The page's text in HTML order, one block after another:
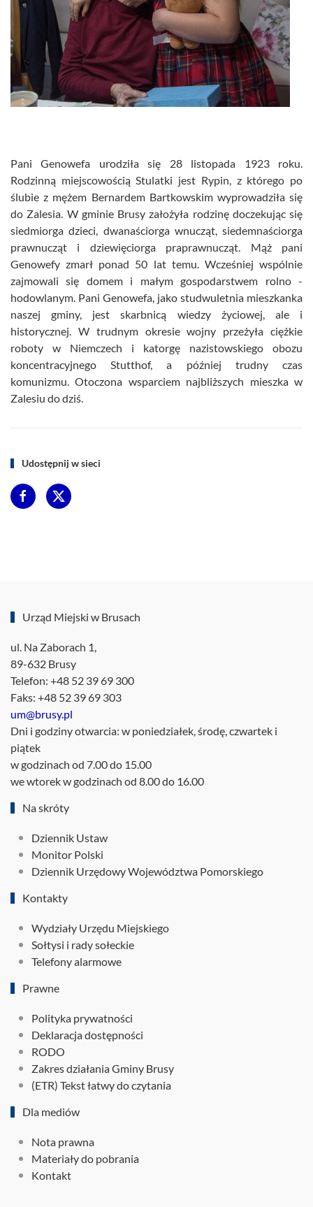
Pani Genowefa urodziła się 28 listopada 1923 roku.
Rodzinną miejscowością Stulatki jest Rypin, z którego po
ślubie z mężem Bernardem Bartkowskim wyprowadziła się
do Zalesia. W gminie Brusy założyła rodzinę doczekując się
siedmiorga dzieci, dwanaściorga wnucząt, siedemnaściorga
prawnucząt i dziewięciorga praprawnucząt. Mąż pani
Genowefy zmarł ponad 50 lat temu. Wcześniej wspólnie
zajmowali się domem i małym gospodarstwem rolno -
hodowlanym. Pani Genowefa, jako studwuletnia mieszkanka
naszej gminy, jest skarbnicą wiedzy życiowej, ale i
historycznej. W trudnym okresie wojny przeżyła ciężkie
roboty w Niemczech i katorgę nazistowskiego obozu
koncentracyjnego Stutthof, a później trudny czas
komunizmu. Otoczona wsparciem najbliższych mieszka w
Zalesiu do dziś.
Udostępnij w sieci
Urząd Miejski w Brusach
ul. Na Zaborach 1,
89-632 Brusy
Telefon: +48 52 39 69 300
Faks: +48 52 39 69 303
um@brusy.pl
Dni i godziny otwarcia: w poniedziałek, środę, czwartek i
piątek
w godzinach od 7.00 do 15.00
we wtorek w godzinach od 8.00 do 16.00
Na skróty
Dziennik Ustaw
Monitor Polski
Dziennik Urzędowy Województwa Pomorskiego
Kontakty
Wydziały Urzędu Miejskiego
Sołtysi i rady sołeckie
Telefony alarmowe
Prawne
Polityka prywatności
Deklaracja dostępności
RODO
Zakres działania Gminy Brusy
(ETR) Tekst łatwy do czytania
Dla mediów
Nota prawna
Materiały do pobrania
Kontakt